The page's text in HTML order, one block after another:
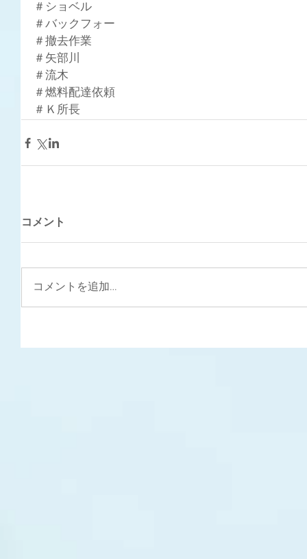
＃ショベル
＃バックフォー
＃撤去作業
＃矢部川
＃流木
＃燃料配達依頼
＃Ｋ所長
コメント
コメントを追加…